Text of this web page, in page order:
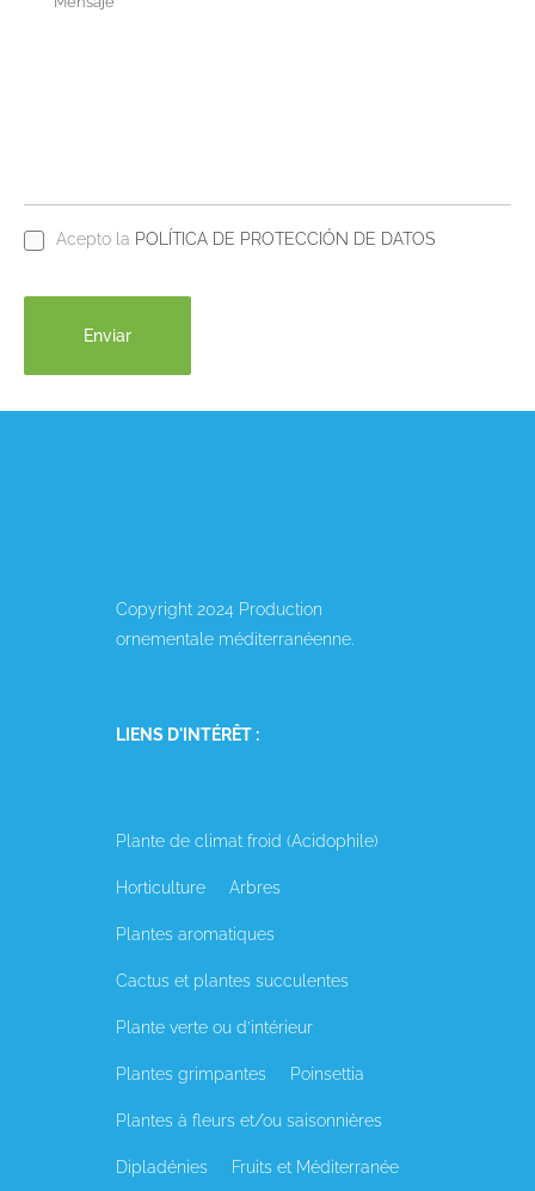
Acepto la POLÍTICA DE PROTECCIÓN DE DATOS
Copyright 2024 Production
ornementale méditerranéenne.
LIENS D'INTÉRÊT :
Plante de climat froid (Acidophile)
Horticulture Arbres
Plantes aromatiques
Cactus et plantes succulentes
Plante verte ou d’intérieur
Plantes grimpantes Poinsettia
Plantes à fleurs et/ou saisonnières
Dipladénies Fruits et Méditerranée